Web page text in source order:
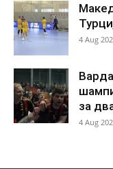
4 Aug
за
4 Aug